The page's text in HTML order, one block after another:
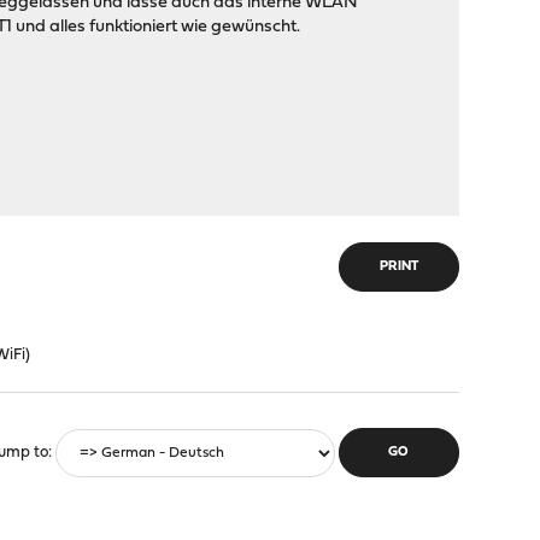
und alles funktioniert wie gewünscht.
PRINT
to